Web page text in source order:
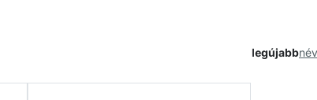
legújabb